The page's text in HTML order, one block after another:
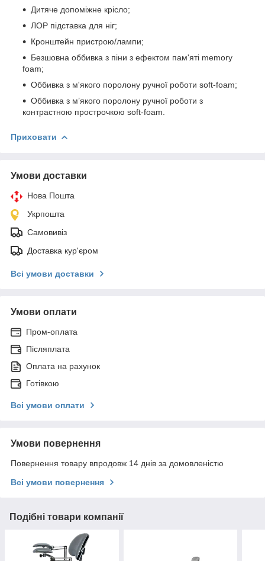
Дитяче допоміжне крісло;
ЛОР підставка для ніг;
Кронштейн пристрою/лампи;
Безшовна оббивка з піни з ефектом пам'яті memory
foam;
Оббивка з м'якого поролону ручної роботи soft-foam;
Оббивка з м’якого поролону ручної роботи з
контрастною прострочкою soft-foam.
Приховати
Умови доставки
Нова Пошта
Укрпошта
Самовивіз
Доставка кур'єром
Всі умови доставки
Умови оплати
Пром-оплата
Післяплата
Оплата на рахунок
Готівкою
Всі умови оплати
Умови повернення
Повернення товару впродовж 14 днів за домовленістю
Всі умови повернення
Подібні товари компанії